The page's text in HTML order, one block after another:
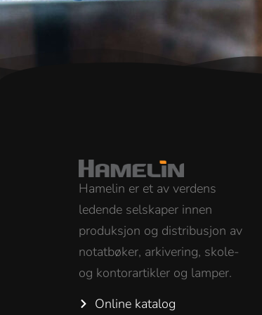
Hamelin er et av verdens
ledende selskaper innen
produksjon og distribusjon av
notatbøker, arkivering, skole-
og kontorartikler og lamper.
Online katalog